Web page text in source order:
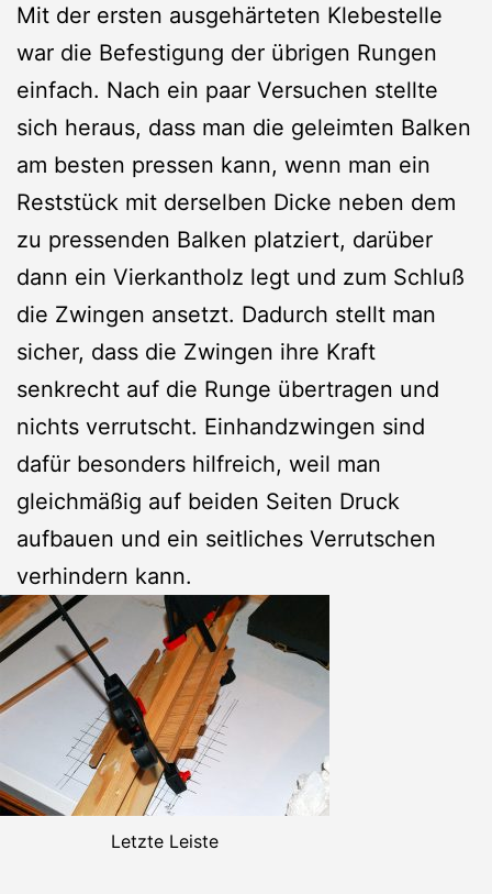
Mit der ersten ausgehärteten Klebestelle
war die Befestigung der übrigen Rungen
einfach. Nach ein paar Versuchen stellte
sich heraus, dass man die geleimten Balken
am besten pressen kann, wenn man ein
Reststück mit derselben Dicke neben dem
zu pressenden Balken platziert, darüber
dann ein Vierkantholz legt und zum Schluß
die Zwingen ansetzt. Dadurch stellt man
sicher, dass die Zwingen ihre Kraft
senkrecht auf die Runge übertragen und
nichts verrutscht. Einhandzwingen sind
dafür besonders hilfreich, weil man
gleichmäßig auf beiden Seiten Druck
aufbauen und ein seitliches Verrutschen
verhindern kann.
Letzte Leiste